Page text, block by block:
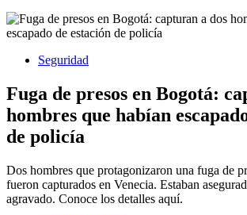
Seguridad
Fuga de presos en Bogotá:
hombres que habían
de policía
Dos hombres que protagonizaron una fuga de
fueron capturados en Venecia. Estaban
agravado. Conoce los detalles aquí.